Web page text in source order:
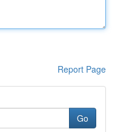
Report Page
Go